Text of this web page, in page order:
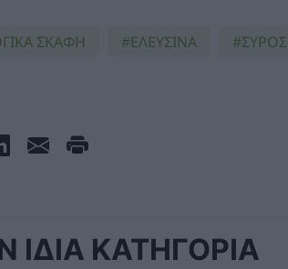
ΣΚΑΦΗ ΕΛΕΥΣΙΝΑ ΣΥΡΟΣ
ΙΔΙΑ ΚΑΤΗΓΟΡΙΑ